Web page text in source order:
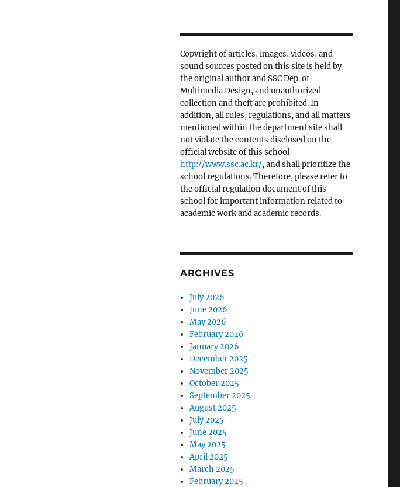
Copyright of articles, images, videos, and
sound sources posted on this site is held by
the original author and SSC Dep. of
Multimedia Design, and unauthorized
collection and theft are prohibited. In
addition, all rules, regulations, and all matters
mentioned within the department site shall
not violate the contents disclosed on the
official website of this school
http://www.ssc.ac.kr/, and shall prioritize the
school regulations. Therefore, please refer to
the official regulation document of this
school for important information related to
academic work and academic records.
ARCHIVES
July 2026
June 2026
May 2026
February 2026
January 2026
December 2025
November 2025
October 2025
September 2025
August 2025
July 2025
June 2025
May 2025
April 2025
March 2025
February 2025